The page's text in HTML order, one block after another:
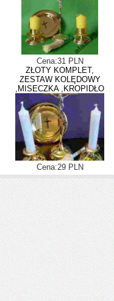
Cena:31 PLN
ZŁOTY KOMPLET,
ZESTAW KOLĘDOWY
,MISECZKA ,KROPIDŁO
Cena:29 PLN